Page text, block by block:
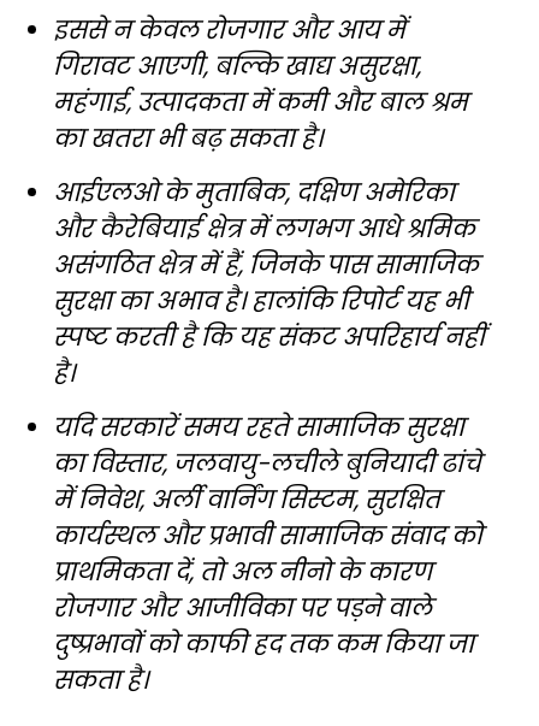
इससे न केवल रोजगार और आय में
गिरावट आएगी, बल्कि खाद्य असुरक्षा,
महंगाई, उत्पादकता में कमी और बाल श्रम
का खतरा भी बढ़ सकता है।
आईएलओ के मुताबिक, दक्षिण अमेरिका
और कैरेबियाई क्षेत्र में लगभग आधे श्रमिक
असंगठित क्षेत्र में हैं, जिनके पास सामाजिक
सुरक्षा का अभाव है। हालांकि रिपोर्ट यह भी
स्पष्ट करती है कि यह संकट अपरिहार्य नहीं
है।
यदि सरकारें समय रहते सामाजिक सुरक्षा
का विस्तार, जलवायु-लचीले बुनियादी ढांचे
में निवेश, अर्ली वार्निंग सिस्टम, सुरक्षित
कार्यस्थल और प्रभावी सामाजिक संवाद को
प्राथमिकता दें, तो अल नीनो के कारण
रोजगार और आजीविका पर पड़ने वाले
दुष्प्रभावों को काफी हद तक कम किया जा
सकता है।